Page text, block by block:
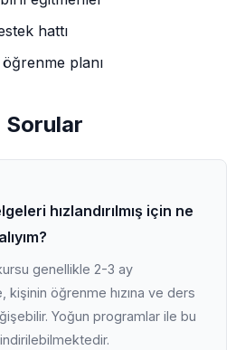
hattı
planı
Sorular
hızlandırılmış için ne
genellikle 2-3 ay
kişinin öğrenme hızına ve ders
Yoğun programlar ile bu